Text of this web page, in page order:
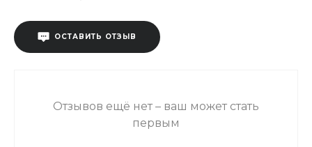
ОСТАВИТЬ ОТЗЫВ
Отзывов ещё нет – ваш может стать
первым